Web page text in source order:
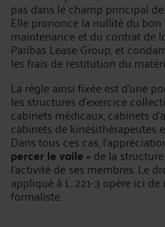
pas dans le champ principal
Elle prononce la nullité du
maintenance et du contrat de
Paribas Lease Group, et
les frais de restitution du
La règle ainsi fixée est d’une
les structures d’exercice
cabinets médicaux, cabinets
cabinets de kinésithérapeutes
Dans tous ces cas,
percer le voile »de la
l’activité de ses membres. Le
appliqué à L. 221-3 opère ici
formaliste.